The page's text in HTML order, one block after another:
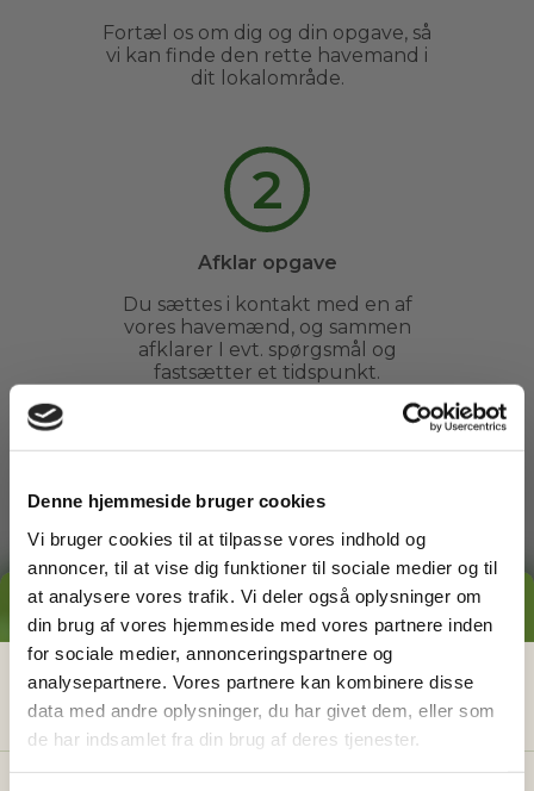
Denne hjemmeside bruger cookies
Vi bruger cookies til at tilpasse vores indhold og
annoncer, til at vise dig funktioner til sociale medier og til
at analysere vores trafik. Vi deler også oplysninger om
din brug af vores hjemmeside med vores partnere inden
for sociale medier, annonceringspartnere og
analysepartnere. Vores partnere kan kombinere disse
data med andre oplysninger, du har givet dem, eller som
de har indsamlet fra din brug af deres tjenester.
Fortæl os om dig og din opgave, så
vi kan finde den rette havemand i
dit lokalområde.
2
Afklar opgave
Du sættes i kontakt med en af
vores havemænd, og sammen
afklarer I evt. spørgsmål og
fastsætter et tidspunkt.
3
Arbejdet udføres
Du kan slappe af, mens din
havemand ordner din have. Du
behøver ikke engang være
hjemme.
4
GRATIS PRISESTIMAT
Hvad koster detegentligat få
hjælp i haven?
Få vores prisguide med faste timepriser, eksempler